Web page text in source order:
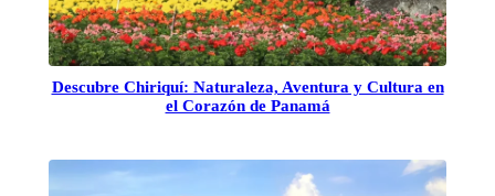
Descubre Chiriquí: Naturaleza, Aventura y Cultura en
el Corazón de Panamá